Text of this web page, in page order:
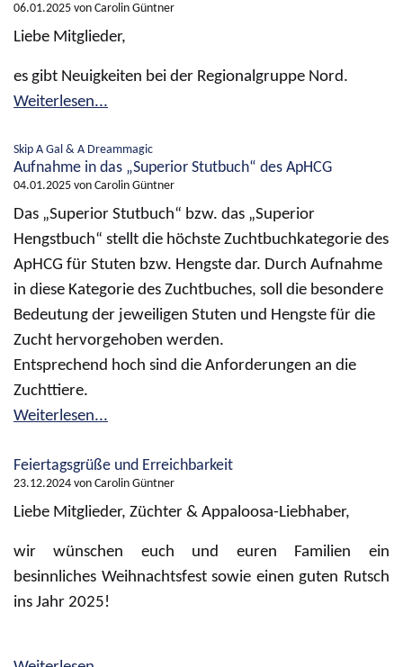
06.01.2025 von Carolin Güntner
Liebe Mitglieder,
es gibt Neuigkeiten bei der Regionalgruppe Nord.
Weiterlesen...
Skip A Gal & A Dreammagic
Aufnahme in das „Superior Stutbuch“ des ApHCG
04.01.2025 von Carolin Güntner
Das „Superior Stutbuch“ bzw. das „Superior
Hengstbuch“ stellt die höchste Zuchtbuchkategorie des
ApHCG für Stuten bzw. Hengste dar. Durch Aufnahme
in diese Kategorie des Zuchtbuches, soll die besondere
Bedeutung der jeweiligen Stuten und Hengste für die
Zucht hervorgehoben werden.
Entsprechend hoch sind die Anforderungen an die
Zuchttiere.
Weiterlesen...
Feiertagsgrüße und Erreichbarkeit
23.12.2024 von Carolin Güntner
Liebe Mitglieder, Züchter & Appaloosa-Liebhaber,
wir wünschen euch und euren Familien ein
besinnliches Weihnachtsfest sowie einen guten Rutsch
ins Jahr 2025!